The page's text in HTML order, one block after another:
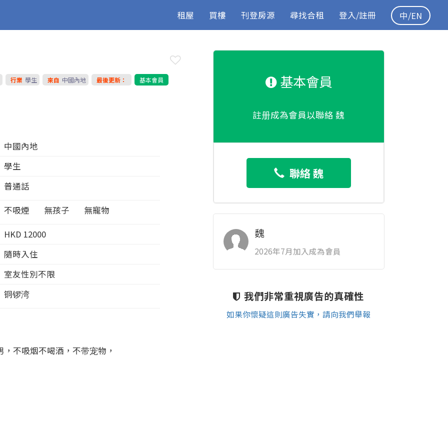
租屋 買樓 刊登房源 尋找合租 登入/註冊 中/EN
行業 學生 來自 中國內地 最後更新： 基本會員
中國內地
學生
普通話
不吸煙
無孩子
無寵物
HKD 12000
隨時入住
室友性別不限
铜锣湾
不吸烟不喝酒，不带宠物，
基本會員
註册成為會員以聯絡 魏
聯絡 魏
魏
2026年7月加入成為會員
我們非常重視廣告的真確性
如果你懷疑這則廣告失實，請向我們舉報